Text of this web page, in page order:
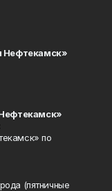
Нефтекамск»
по
(пятничные